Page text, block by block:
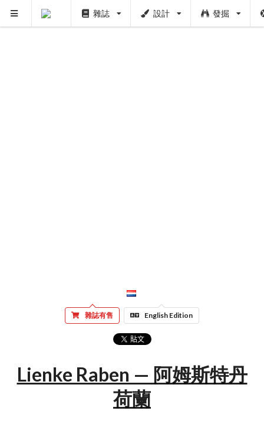
雜誌 設計 發掘
雜誌有售 English Edition
Lienke Raben — 阿姆斯特丹
荷蘭